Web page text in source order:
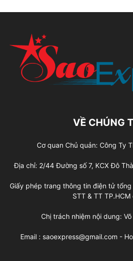
VỀ CHÚNG
Cơ quan Chủ quản: Công Ty
Địa chỉ: 2/44 Đường số 7, KCX Đô
Giấy phép trang thông tin điện tử
STT & TT TP.HCM
Chị trách nhiệm nội dung:
Email : saoexpress@gmail.com -